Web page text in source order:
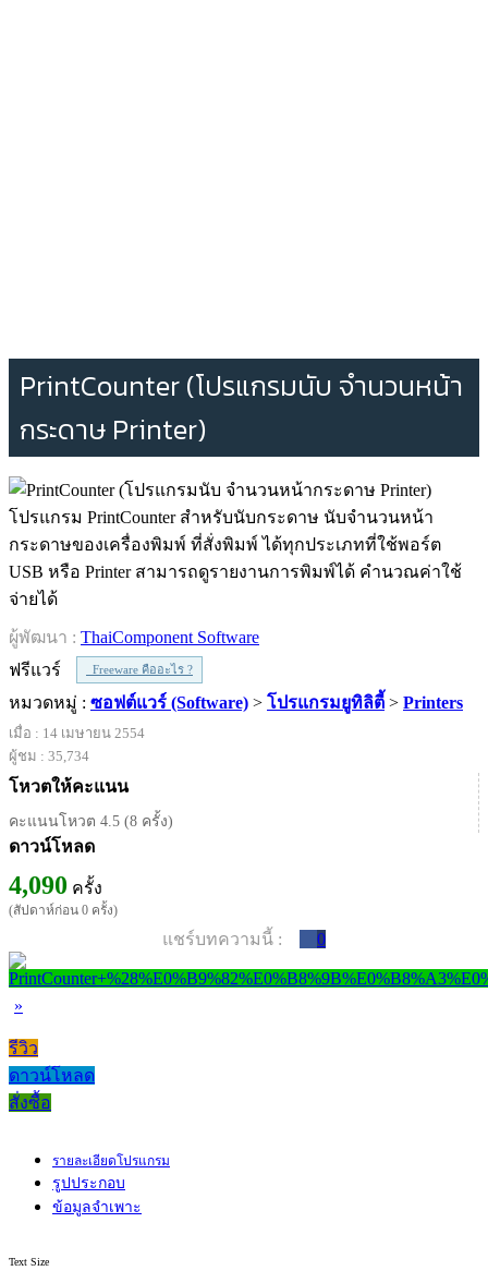
PrintCounter (โปรแกรมนับ จำนวนหน้า
กระดาษ Printer)
โปรแกรม PrintCounter สำหรับนับกระดาษ นับจำนวนหน้า
กระดาษของเครื่องพิมพ์ ที่สั่งพิมพ์ ได้ทุกประเภทที่ใช้พอร์ต
USB หรือ Printer สามารถดูรายงานการพิมพ์ได้ คำนวณค่าใช้
จ่ายได้
ผู้พัฒนา : ThaiComponent Software
ฟรีแวร์
Freeware คืออะไร ?
หมวดหมู่ : ซอฟต์แวร์ (Software) > โปรแกรมยูทิลิตี้ > Printers
เมื่อ : 14 เมษายน 2554
ผู้ชม : 35,734
โหวตให้คะแนน
คะแนนโหวต 4.5 (8 ครั้ง)
ดาวน์โหลด
4,090 ครั้ง
(สัปดาห์ก่อน 0 ครั้ง)
แชร์บทความนี้ : 0
»
รีวิว
ดาวน์โหลด
สั่งซื้อ
รายละเอียดโปรแกรม
รูปประกอบ
ข้อมูลจำเพาะ
Text Size